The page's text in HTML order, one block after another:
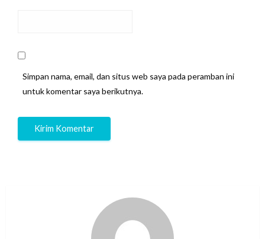
Simpan nama, email, dan situs web saya pada peramban ini
untuk komentar saya berikutnya.